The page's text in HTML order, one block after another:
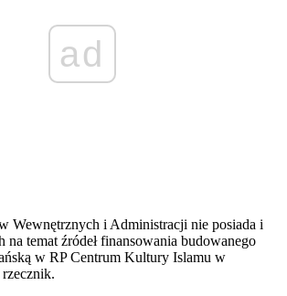
ad
Wewnętrznych i Administracji nie posiada i
na temat źródeł finansowania budowanego
w RP Centrum Kultury Islamu w